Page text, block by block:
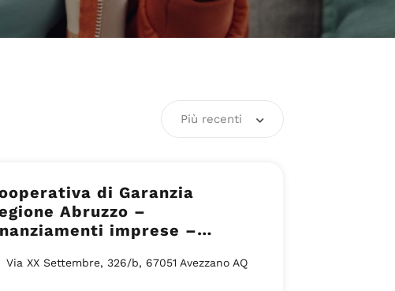
Più recenti
di Garanzia
Abruzzo –
imprese –
Via XX Settembre, 326/b, 67051 Avezzano AQ